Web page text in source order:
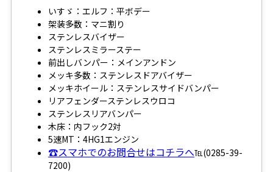
いすゞ：エルフ：平ボデー
架装多数：マニ割り
ステンレスバイザー
ステンレスミラーステー
前出しバンパー：メインアンドン
メッキ多数：ステンレスドアバイザー
メッキホイール：ステンレスサイドバンパー
リアフェンダーステンレスウロコ
ステンレスリアバンパー
木床：内フック2対
5速MT：4HG1エンジン
☎スマホでのお問合せはコチラへ℡(0285-39-
7200)